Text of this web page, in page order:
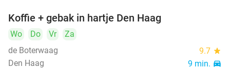
Koffie + gebak in hartje Den Haag
Wo Do Vr
Za
de Boterwaag
9.7 star
Den Haag 9 min. directions_car